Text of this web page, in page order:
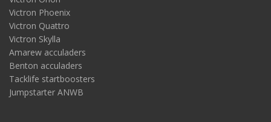
Victron Phoenix
Victron Quattro
Victron Skylla
Amarew acculaders
Benton acculaders
Tacklife startboosters
Jumpstarter ANWB